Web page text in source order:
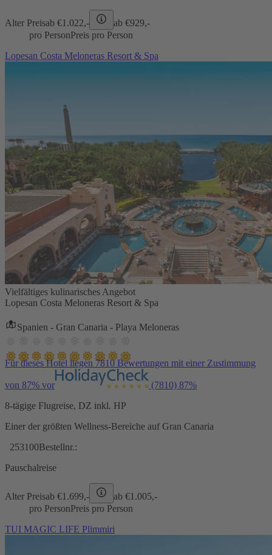
Alter Preisab €1.022,- ab €929,-
pro PersonPreis pro Person
Lopesan Costa Meloneras Resort & Spa
Vielfältiges kulinarisches Angebot
Lopesan Costa Meloneras Resort & Spa
Spanien - Gran Canaria - Playa Meloneras
Für dieses Hotel liegen 7810 Bewertungen mit einer Zustimmung
von 87% vor (7810) 87%
8-tägige Flugreise, DZ inkl. HP
Einer der größten Wellness-Bereiche auf Gran Canaria
253100Bestellnr.:
Pauschalreise
Alter Preisab €1.699,- ab €1.005,-
pro PersonPreis pro Person
TUI MAGIC LIFE Plimmiri